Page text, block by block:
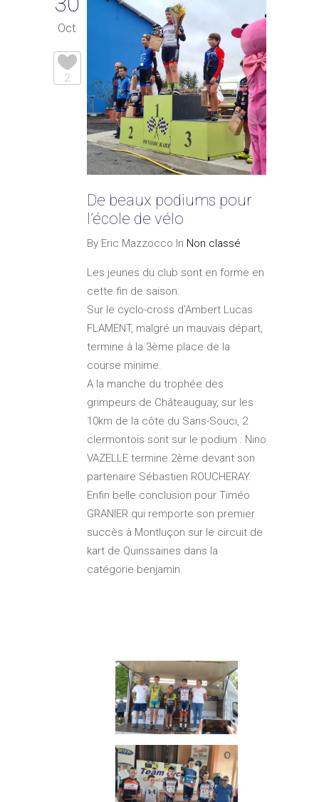
Oct
2
De beaux podiums pour
l’école de vélo
By Eric Mazzocco In Non classé
Les jeunes du club sont en forme en
cette fin de saison.
Sur le cyclo-cross d’Ambert Lucas
FLAMENT, malgré un mauvais départ,
termine à la 3ème place de la
course minime.
A la manche du trophée des
grimpeurs de Châteauguay, sur les
10km de la côte du Sans-Souci, 2
clermontois sont sur le podium : Nino
VAZELLE termine 2ème devant son
partenaire Sébastien ROUCHERAY.
Enfin belle conclusion pour Timéo
GRANIER qui remporte son premier
succès à Montluçon sur le circuit de
kart de Quinssaines dans la
catégorie benjamin.